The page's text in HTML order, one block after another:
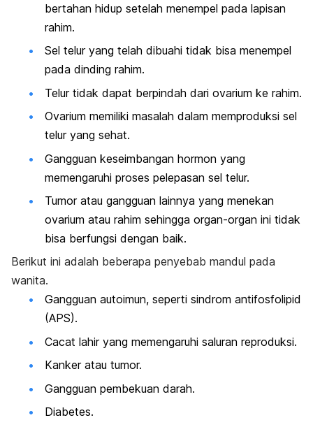
bertahan hidup setelah menempel pada lapisan
rahim.
Sel telur yang telah dibuahi tidak bisa menempel
pada dinding rahim.
Telur tidak dapat berpindah dari ovarium ke rahim.
Ovarium memiliki masalah dalam memproduksi sel
telur yang sehat.
Gangguan keseimbangan hormon yang
memengaruhi proses pelepasan sel telur.
Tumor atau gangguan lainnya yang menekan
ovarium atau rahim sehingga organ-organ ini tidak
bisa berfungsi dengan baik.
Berikut ini adalah beberapa penyebab mandul pada
wanita.
Gangguan autoimun, seperti sindrom antifosfolipid
(APS).
Cacat lahir yang memengaruhi saluran reproduksi.
Kanker atau tumor.
Gangguan pembekuan darah.
Diabetes.